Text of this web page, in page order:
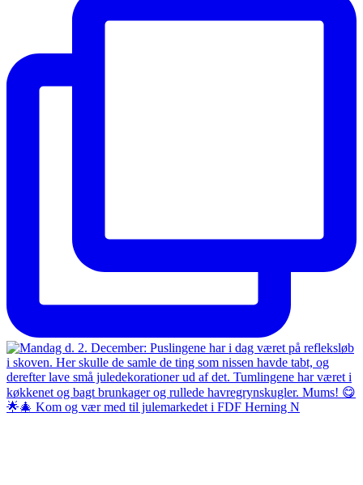
🌟🎄 Kom og vær med til julemarkedet i FDF Herning N